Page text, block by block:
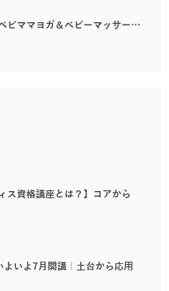
ビママヨガ＆ベビーマッサー…
ス資格講座とは？】コアから
いよ7月開講｜土台から応用